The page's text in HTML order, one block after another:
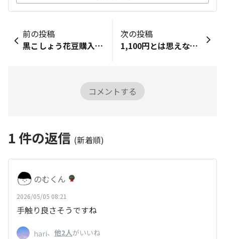
前の投稿
黒こしょう花豆購入品レビュー■「購入品レビュー」で…自分で記録をつける・シェアする！■商品の「バーコード」を撮影して、写真をアップロードしてね。バーコードがはっきり分かるように撮影してね📷■商品全体の写真を撮影してね！■この商品のおすすめ度は？5■購入した理由を教えて♪お店でたまたま見つけた！一目ぼれ💕■この商品のおすすめポイントを教えて✍いかり豆が元々好きなので、黒こしょう味が店舗に陳列してあるのをみて、購入しました！黒こしょう好きな方などにおすすめです！記録ありがとうございます♪ぜひ「DAISOの輪」の仲間にもシェアしてね！記録の振り返りシェアは下のボタンから！▼
次の投稿
1,100円とは思えない。機能美に優れた高見えリュックと愛用小物たち最近Standard Productsで購入したアイテムが、どれもシンプルで使い勝手が良く、すっかり日々の定番になっています。1. リュックサック今回の目玉は何と言ってもこのリュック。正直、1,000円（税抜）のクオリティを遥かに超えています。• 2WAY仕様: 上部にしっかりとしたハンドルが付いているので、バックパックとしてだけでなく、手提げバッグとしても使えるのが便利。• 充実の収納: 内側にはインナーポケットがあり、小物の整理もしやすい設計です。• デザイン: 余計な装飾のないミニマルなブラックで、どんな服装にも馴染みます。2. メッシュバッグインバッグリュックの中を整理するために愛用しているポーチ。中身が適度に見えるメッシュ素材なので、必要なものがすぐに取り出せます。Aesopのボトルなど、お気に入りのケア用品をまとめて持ち運ぶのに重宝しています。3. 折りたたみエコバッグカラビナ付きでリュックの外側にも付けられるコンパクトなエコバッグ。グレーの落ち着いたトーンが気に入っています。急な買い物にも対応できる、外出時の必須アイテムです。4. ワイヤレスイヤホンこちらも合わせて愛用中。マットな質感とコンパクトなサイズ感で、バッグのサイドポケットやポーチにすっぽり収まります。Standard Productsのアイテムは、どれもシンプルかつ機能的。特にこのリュックは、手提げでも背負ってもサマになるので、荷物をミニマルにまとめたい方に本当におすすめです。
コメントする
1 件の返信 (新着順)
のむくん
2026/05/05 08:21
手触り良さそうですね
hari、 他2人がいいね